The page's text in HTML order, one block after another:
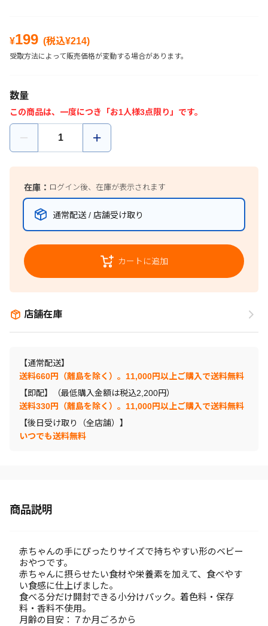
¥199 (税込¥214)
受取方法によって販売価格が変動する場合があります。
数量
この商品は、一度につき「お1人様3点限り」です。
在庫： ログイン後、在庫が表示されます
通常配送 / 店舗受け取り
カートに追加
店舗在庫
【通常配送】
送料660円（離島を除く）。11,000円以上ご購入で送料無料
【即配】（最低購入金額は税込2,200円）
送料330円（離島を除く）。11,000円以上ご購入で送料無料
【後日受け取り（全店舗）】
いつでも送料無料
商品説明
赤ちゃんの手にぴったりサイズで持ちやすい形のベビー
おやつです。
赤ちゃんに摂らせたい食材や栄養素を加えて、食べやす
い食感に仕上げました。
食べる分だけ開封できる小分けパック。着色料・保存
料・香料不使用。
月齢の目安：７か月ごろから